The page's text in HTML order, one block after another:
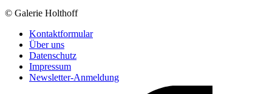
© Galerie Holthoff
Kontaktformular
Über uns
Datenschutz
Impressum
Newsletter-Anmeldung